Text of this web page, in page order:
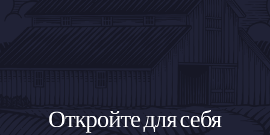
Откройте для себя